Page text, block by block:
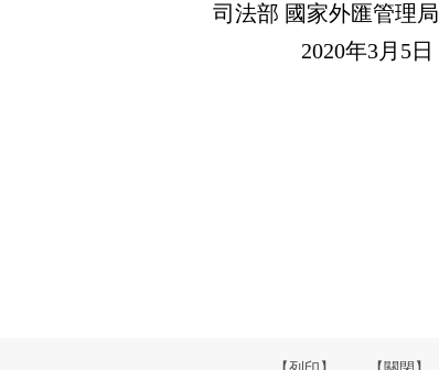
司法部 國家外匯管理局
年3月 5日